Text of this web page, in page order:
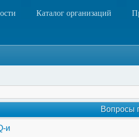
Каталог организаций
Вопросы
и